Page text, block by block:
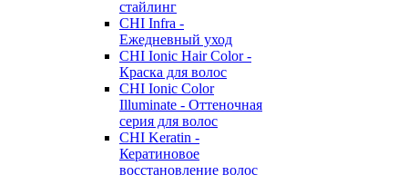
стайлинг
CHI Infra -
Ежедневный уход
CHI Ionic Hair Color -
Краска для волос
CHI Ionic Color
Illuminate - Оттеночная
серия для волос
CHI Keratin -
Кератиновое
восстановление волос